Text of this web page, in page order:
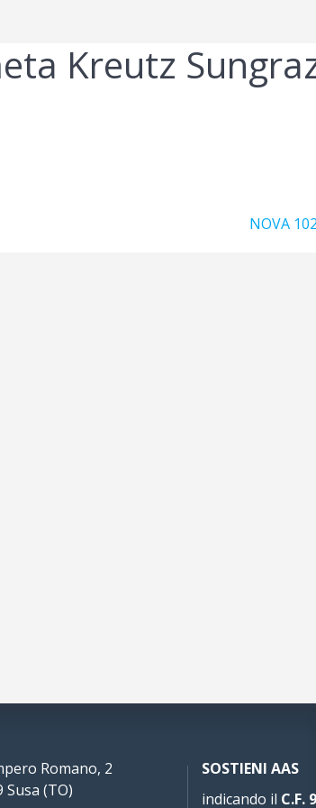
Kreutz
Articolo
NOVA
Romano, 2
Susa (TO)
SOSTIENI AAS
indicando il C.F.